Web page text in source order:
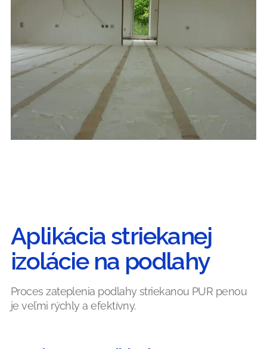
Aplikácia striekanej
izolácie na podlahy
Proces zateplenia podlahy striekanou PUR penou
je veľmi rýchly a efektívny.